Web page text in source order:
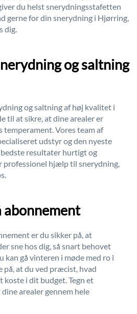
du helst snerydningsstafetten
gerne for din snerydning i Hjørring,
dig.
og saltning
og saltning af høj kvalitet i
til at sikre, at dine arealer er
Vores team af
udstyr og den nyeste
resultater hurtigt og
professionel hjælp til snerydning,
abonnement
er du sikker på, at
sne hos dig, så snart behovet
kan gå vinteren i møde med ro i
på, at du ved præcist, hvad
i dit budget. Tegn et
arealer gennem hele